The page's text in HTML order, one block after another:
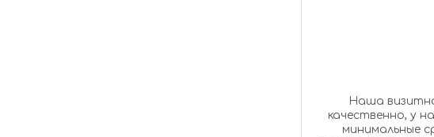
Наша визитная карточка - соболиные шубы ручной работы. Шьем на заказ из меха
качественно, у нас большой
минимальные сроки изготовления и